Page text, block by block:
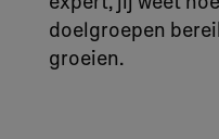
doelgroepen
groeien.